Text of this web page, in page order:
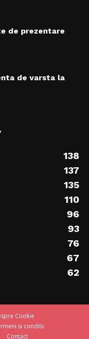
de prezentare
de varsta la
138
137
135
110
96
93
76
67
62
Cookie
si conditii
Contact